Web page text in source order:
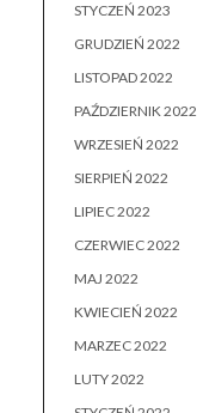
STYCZEŃ 2023
GRUDZIEŃ 2022
LISTOPAD 2022
PAŹDZIERNIK 2022
WRZESIEŃ 2022
SIERPIEŃ 2022
LIPIEC 2022
CZERWIEC 2022
MAJ 2022
KWIECIEŃ 2022
MARZEC 2022
LUTY 2022